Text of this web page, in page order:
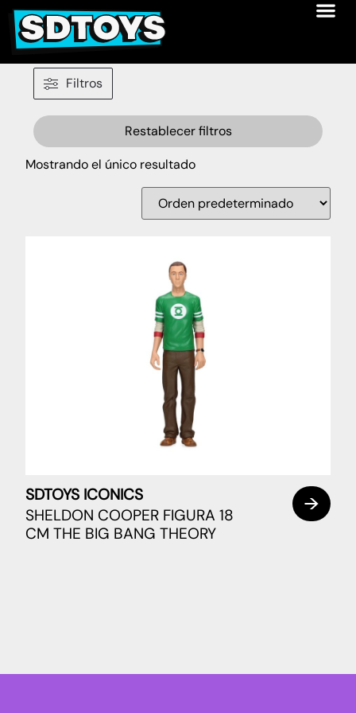
Filtros
Restablecer filtros
Mostrando el único resultado
SDTOYS ICONICS
SHELDON COOPER FIGURA 18
CM THE BIG BANG THEORY